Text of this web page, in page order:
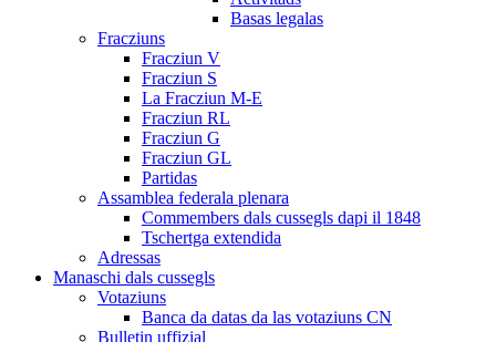
Basas legalas
Fracziuns
Fracziun V
Fracziun S
La Fracziun M-E
Fracziun RL
Fracziun G
Fracziun GL
Partidas
Assamblea federala plenara
Commembers dals cussegls dapi il 1848
Tschertga extendida
Adressas
Manaschi dals cussegls
Votaziuns
Banca da datas da las votaziuns CN
Bulletin uffizial